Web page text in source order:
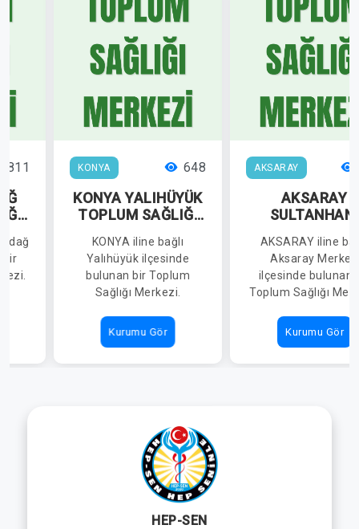
811
bir
KONYA 648
KONYA YALIHÜYÜK
TOPLUM SAĞLIĞI
KONYA iline bağlı
Yalıhüyük ilçesinde
bulunan bir Toplum
Sağlığı Merkezi.
Kurumu Gör
AKSARAY
AKSARAY
SULTANHANI
MERKEZİ
AKSARAY iline
Aksaray Merkez
ilçesinde bulunan
Toplum Sağlığı
Kurumu Gör
HEP-SEN